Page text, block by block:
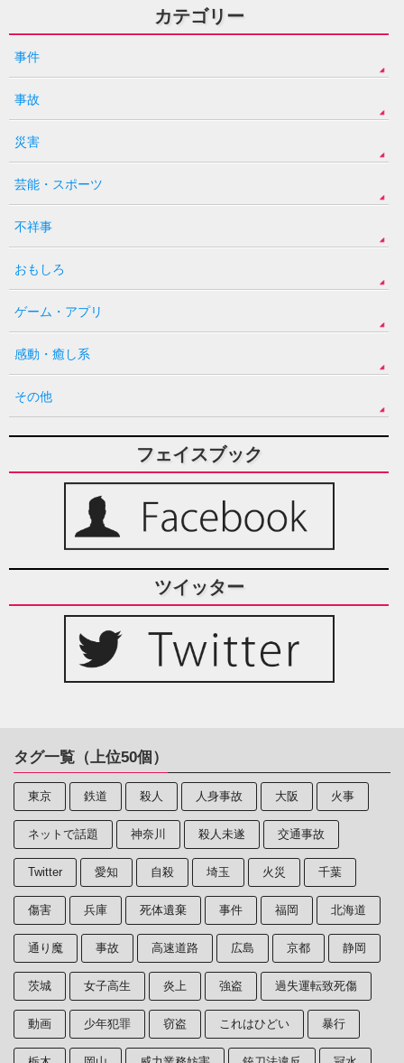
カテゴリー
事件
事故
災害
芸能・スポーツ
不祥事
おもしろ
ゲーム・アプリ
感動・癒し系
その他
フェイスブック
ツイッター
タグ一覧（上位50個）
東京 鉄道 殺人 人身事故 大阪 火事
ネットで話題 神奈川 殺人未遂 交通事故
Twitter 愛知 自殺 埼玉 火災 千葉
傷害 兵庫 死体遺棄 事件 福岡 北海道
通り魔 事故 高速道路 広島 京都 静岡
茨城 女子高生 炎上 強盗 過失運転致死傷
動画 少年犯罪 窃盗 これはひどい 暴行